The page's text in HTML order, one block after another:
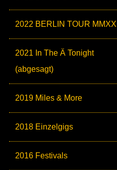
2022 BERLIN TOUR MMXXII
2021 In The Ä Tonight
(abgesagt)
2019 Miles & More
2018 Einzelgigs
2016 Festivals